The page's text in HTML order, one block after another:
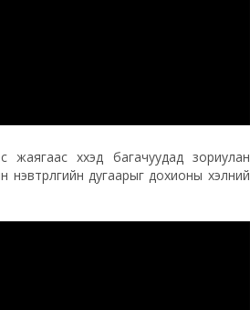
хүүхэд багачуудад зориулан
нэвтрүүлгийн дугаарыг дохионы хэлний